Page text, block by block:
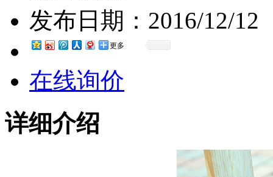
发布日期： 2016/12/12
更多
在线询价
详细介绍